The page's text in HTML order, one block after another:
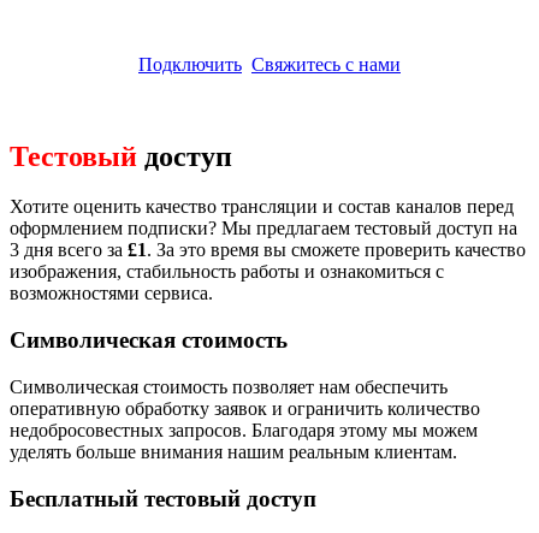
Подключить Свяжитесь с нами
Тестовый доступ
Хотите оценить качество трансляции и состав каналов перед
оформлением подписки? Мы предлагаем тестовый доступ на
3 дня всего за £1. За это время вы сможете проверить качество
изображения, стабильность работы и ознакомиться с
возможностями сервиса.
Символическая стоимость
Символическая стоимость позволяет нам обеспечить
оперативную обработку заявок и ограничить количество
недобросовестных запросов. Благодаря этому мы можем
уделять больше внимания нашим реальным клиентам.
Бесплатный тестовый доступ